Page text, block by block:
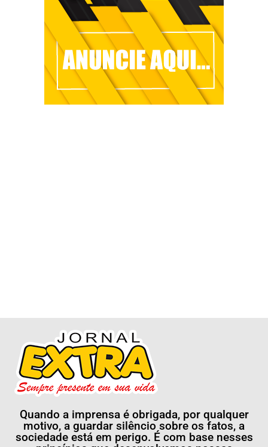
Quando a imprensa é obrigada, por qualquer
motivo, a guardar silêncio sobre os fatos, a
sociedade está em perigo. É com base nesses